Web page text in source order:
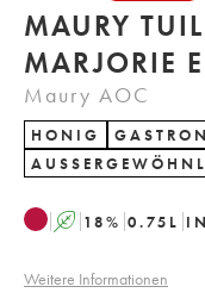
MAURY
MARJORIE
Maury AOC
HONIG
A 18% 0.75 L
Weitere Informationen